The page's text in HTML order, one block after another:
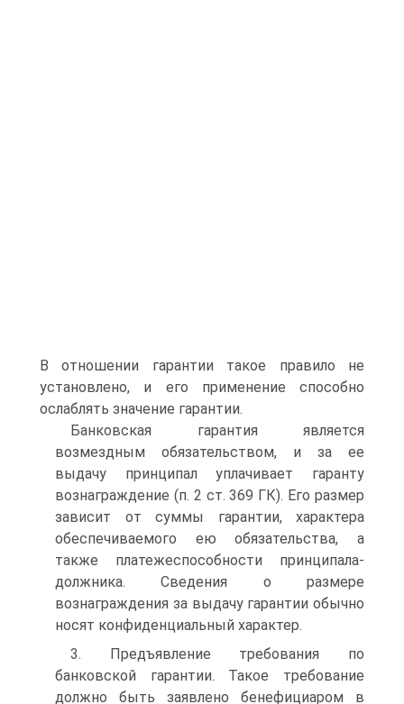
В отношении гарантии такое правило не
установлено, и его применение способно
ослаблять значение гарантии.
Банковская гарантия является
возмездным обязательством, и за ее
выдачу принципал уплачивает гаранту
вознаграждение (п. 2 ст. 369 ГК). Его размер
зависит от суммы гарантии, характера
обеспечиваемого ею обязательства, а
также платежеспособности принципала-
должника. Сведения о размере
вознаграждения за выдачу гарантии обычно
носят конфиденциальный характер.
3. Предъявление требования по
банковской гарантии. Такое требование
должно быть заявлено бенефициаром в